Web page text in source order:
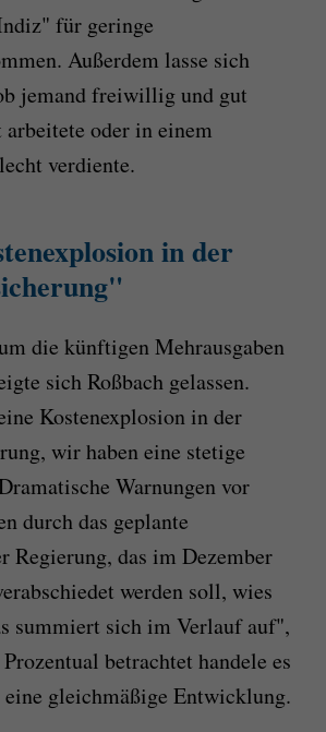
für geringe
Außerdem lasse sich
jemand freiwillig und gut
oder in einem
verdiente.
in der
die künftigen Mehrausgaben
sich Roßbach gelassen.
Kostenexplosion in der
wir haben eine stetige
Warnungen vor
durch das geplante
Regierung, das im Dezember
werden soll, wies
summiert sich im Verlauf auf",
betrachtet handele es
gleichmäßige Entwicklung.